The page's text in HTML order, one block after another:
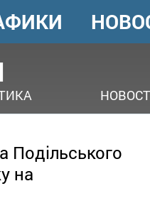
Подільського
на